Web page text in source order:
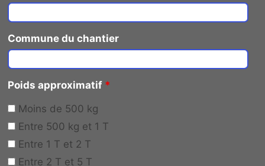
Commune du chantier
Poids approximatif *
Moins de 500 kg
Entre 500 kg et 1 T
Entre 1 T et 2 T
Entre 2 T et 5 T